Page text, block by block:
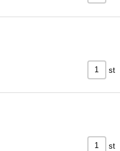
st
st